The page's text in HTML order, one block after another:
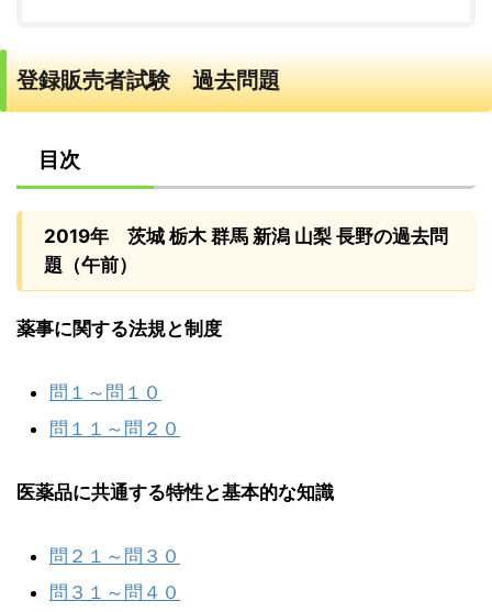
登録販売者試験 過去問題
目次
2019年 茨城 栃木 群馬 新潟 山梨 長野の過去問
題（午前）
薬事に関する法規と制度
問１～問１０
問１１～問２０
医薬品に共通する特性と基本的な知識
問２１～問３０
問３１～問４０